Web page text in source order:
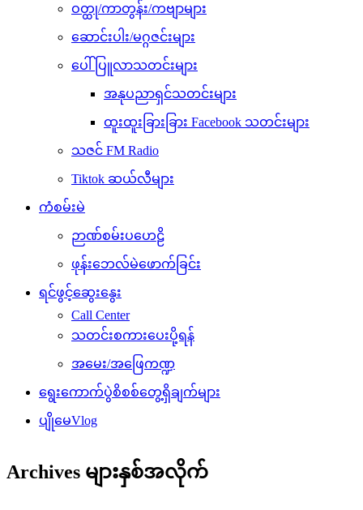
ဝတ္ထု/ကာတွန်း/ကဗျာများ
ဆောင်းပါး/မဂ္ဂဇင်းများ
ပေါ်ပြူလာသတင်းများ
အနုပညာရှင်သတင်းများ
ထူးထူးခြားခြား Facebook သတင်းများ
သဇင် FM Radio
Tiktok ဆယ်လီများ
ကံစမ်းမဲ
ဉာဏ်စမ်းပဟေဠိ
ဖုန်းဘေလ်မဲဖောက်ခြင်း
ရင်ဖွင့်ဆွေးနွေး
Call Center
သတင်းစကားပေးပို့ရန်
အမေး/အဖြေကဏ္ဍ
ရွေးကောက်ပွဲစိစစ်တွေ့ရှိချက်များ
ပျိုမေVlog
Archives များနှစ်အလိုက်